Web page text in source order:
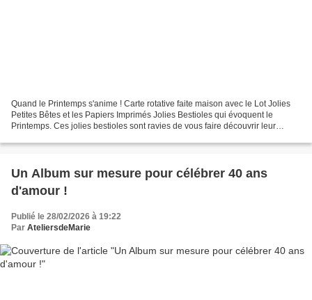
Quand le Printemps s'anime ! Carte rotative faite maison avec le Lot Jolies
Petites Bêtes et les Papiers Imprimés Jolies Bestioles qui évoquent le
Printemps. Ces jolies bestioles sont ravies de vous faire découvrir leur
Un Album sur mesure pour célébrer 40 ans
d'amour !
Publié le 28/02/2026 à 19:22
Par AteliersdeMarie